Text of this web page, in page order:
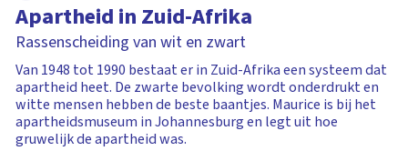
Apartheid in Zuid-Afrika
Rassenscheiding van wit en zwart
Van 1948 tot 1990 bestaat er in Zuid-Afrika een systeem dat
apartheid heet. De zwarte bevolking wordt onderdrukt en
witte mensen hebben de beste baantjes. Maurice is bij het
apartheidsmuseum in Johannesburg en legt uit hoe
gruwelijk de apartheid was.